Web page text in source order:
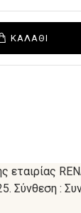
ΚΑΛΆΘΙ
εταιρίας
Σύνθεση :